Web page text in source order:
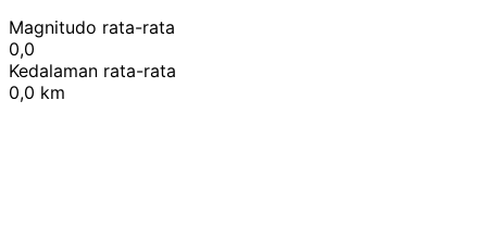
Magnitudo rata-rata
0,0
Kedalaman rata-rata
0,0 km